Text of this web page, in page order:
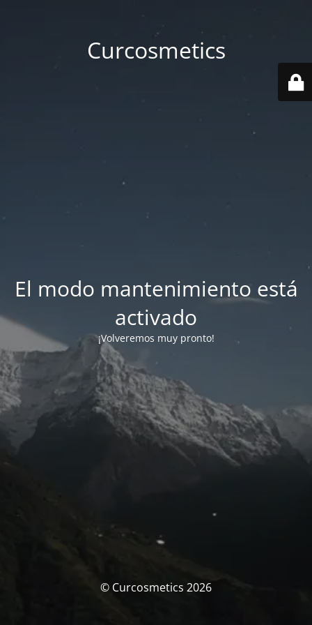
Curcosmetics
El modo mantenimiento está
activado
¡Volveremos muy pronto!
© Curcosmetics 2026